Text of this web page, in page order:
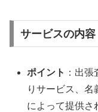
サービスの内容
ポイント ：出
りサービス、
によって提供さ